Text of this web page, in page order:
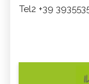
Tel2 +39